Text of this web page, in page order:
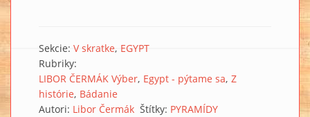
Sekcie: V skratke EGYPT
Rubriky:
LIBOR ČERMÁK Výber Egypt - pýtame sa Z
histórie Bádanie
Autori: Libor Čermák Štítky: PYRAMÍDY